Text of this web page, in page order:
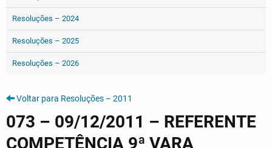
Resoluções – 2024
Resoluções – 2025
Resoluções – 2026
Voltar para Resoluções – 2011
073 – 09/12/2011 – REFERENTE
COMPETÊNCIA 9ª VARA